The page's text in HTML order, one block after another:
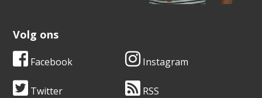
Volg ons
Facebook Instagram
Twitter RSS